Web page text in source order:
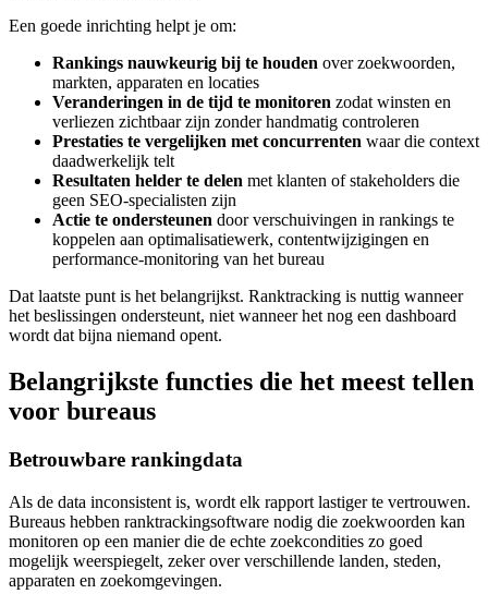
Een goede inrichting helpt je om:
Rankings nauwkeurig bij te houden over zoekwoorden,
markten, apparaten en locaties
Veranderingen in de tijd te monitoren zodat winsten en
verliezen zichtbaar zijn zonder handmatig controleren
Prestaties te vergelijken met concurrenten waar die context
daadwerkelijk telt
Resultaten helder te delen met klanten of stakeholders die
geen SEO‑specialisten zijn
Actie te ondersteunen door verschuivingen in rankings te
koppelen aan optimalisatiewerk, contentwijzigingen en
performance‑monitoring van het bureau
Dat laatste punt is het belangrijkst. Ranktracking is nuttig wanneer
het beslissingen ondersteunt, niet wanneer het nog een dashboard
wordt dat bijna niemand opent.
Belangrijkste functies die het meest tellen
voor bureaus
Betrouwbare rankingdata
Als de data inconsistent is, wordt elk rapport lastiger te vertrouwen.
Bureaus hebben ranktrackingsoftware nodig die zoekwoorden kan
monitoren op een manier die de echte zoekcondities zo goed
mogelijk weerspiegelt, zeker over verschillende landen, steden,
apparaten en zoekomgevingen.